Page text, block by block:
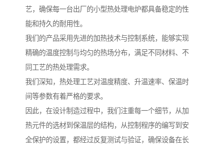
艺，确保每一台出厂的小型热处理电炉都具备稳定的性
能和持久的耐用性。
我们的产品采用先进的加热技术与控制系统，能够实现
精确的温度控制与均匀的热场分布，满足不同材料、不
同工艺的热处理需求。
我们深知，热处理工艺对温度精度、升温速率、保温时
间等参数有着严格的要求。
因此，在设计制造过程中，我们注重每一个细节，从加
热元件的选材到保温层的结构，从控制程序的编写到安
全保护的设置，都经过反复测试与验证，确保设备在长